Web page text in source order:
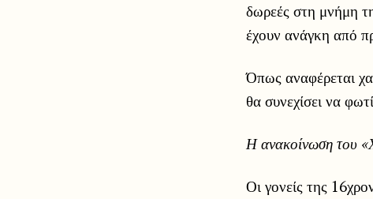
δωρεές στη μνήμη
έχουν ανάγκη από
Όπως αναφέρεται
θα συνεχίσει να
Η ανακοίνωση του
Οι γονείς της